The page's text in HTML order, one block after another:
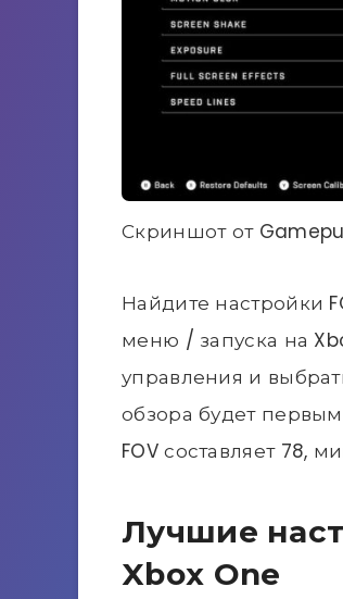
Скриншот от
Найдите настройки
меню / запуска на
управления и
обзора будет
FOV составляет 78,
Лучшие
Xbox One